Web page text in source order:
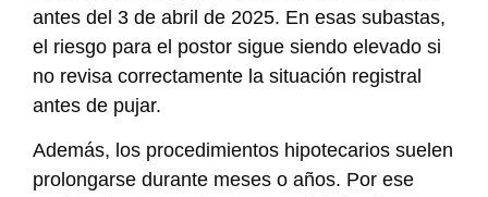
antes del 3 de abril de 2025. En esas subastas,
el riesgo para el postor sigue siendo elevado si
no revisa correctamente la situación registral
antes de pujar.
Además, los procedimientos hipotecarios suelen
prolongarse durante meses o años. Por ese